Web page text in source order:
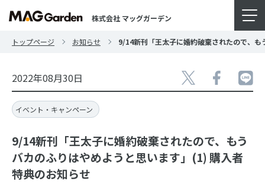
株式会社 マッグガーデン
トップページ お知らせ 9/14新刊「王太子に婚約破棄されたので、
2022年08月30日
イベント・キャンペーン
9/14新刊「王太子に婚約破棄されたので、もう
バカのふりはやめようと思います」(1) 購入者
特典のお知らせ